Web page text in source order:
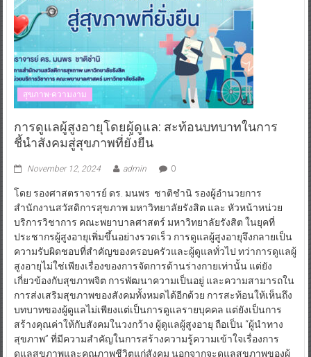
สุขภาพ-ความงาม
การดูแลผู้สูงอายุโดยผู้ดูแล: สะท้อนบทบาทในการ
ชี้นำสังคมสู่สุขภาพที่ยั่งยืน
November 12, 2024 admin 0
โดย รองศาสตราจารย์ ดร. มนพร ชาติชำนิ รองผู้อำนวยการ
สำนักงานสวัสดิการสุขภาพ มหาวิทยาลัยรังสิต และ หัวหน้าหน่วย
บริการวิชาการ คณะพยาบาลศาสตร์ มหาวิทยาลัยรังสิต ในยุคที่
ประชากรผู้สูงอายุเพิ่มขึ้นอย่างรวดเร็ว การดูแลผู้สูงอายุจึงกลายเป็น
ความรับผิดชอบที่สำคัญของครอบครัวและผู้ดูแลทั่วไป ทว่าการดูแลผู้
สูงอายุไม่ใช่เพียงเรื่องของการจัดการด้านร่างกายเท่านั้น แต่ยัง
เกี่ยวข้องกับสุขภาพจิต การพัฒนาความเป็นอยู่ และความสามารถใน
การส่งเสริมสุขภาพของสังคมทั้งหมดได้อีกด้วย การสะท้อนให้เห็นถึง
บทบาทของผู้ดูแลไม่เพียงแต่เป็นการดูแลรายบุคคล แต่ยังเป็นการ
สร้างคุณค่าให้กับสังคมในวงกว้าง ผู้ดูแลผู้สูงอายุ ถือเป็น “ผู้นำทาง
สุขภาพ” ที่มีความสำคัญในการสร้างความรู้ความเข้าใจเรื่องการ
ดูแลสุขภาพและคุณภาพชีวิตแก่สังคม นอกจากจะดูแลสุขภาพของผู้